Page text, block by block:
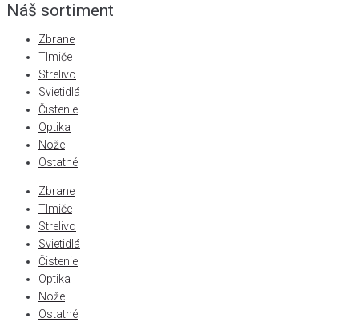
Náš sortiment
Zbrane
Tlmiče
Strelivo
Svietidlá
Čistenie
Optika
Nože
Ostatné
Zbrane
Tlmiče
Strelivo
Svietidlá
Čistenie
Optika
Nože
Ostatné